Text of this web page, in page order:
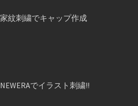
家紋刺繍でキャップ作成
NEWERAでイラスト刺繍!!